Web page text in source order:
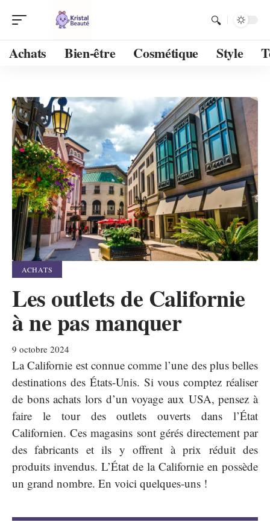
Achats Bien-être Cosmétique Style
ACHATS
Les outlets de Californie
à ne pas manquer
9 octobre 2024
La Californie est connue comme l’une des plus belles
destinations des États-Unis. Si vous comptez réaliser
de bons achats lors d’un voyage aux USA, pensez à
faire le tour des outlets ouverts dans l’État
Californien. Ces magasins sont gérés directement par
des fabricants et ils y offrent à prix réduit des
produits invendus. L’État de la Californie en possède
un grand nombre. En voici quelques-uns !